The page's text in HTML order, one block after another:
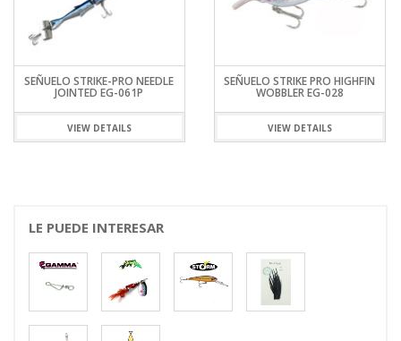
SEÑUELO STRIKE-PRO NEEDLE
JOINTED EG-061P
VIEW DETAILS
SEÑUELO STRIKE PRO HIGHFIN
WOBBLER EG-028
VIEW DETAILS
LE PUEDE INTERESAR